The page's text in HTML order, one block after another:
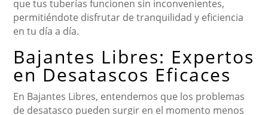
que tus tuberías funcionen sin inconvenientes,
permitiéndote disfrutar de tranquilidad y eficiencia
en tu día a día.
Bajantes Libres: Expertos
en Desatascos Eficaces
En Bajantes Libres, entendemos que los problemas
de desatasco pueden surgir en el momento menos